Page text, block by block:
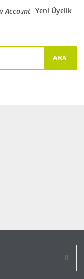
Yeni Üyelik
ARA